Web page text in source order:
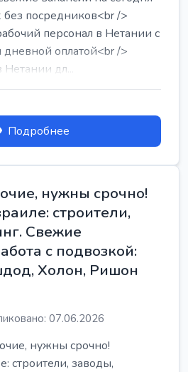
посредников<br />
персонал в Нетании с
оплатой<br />
дл...
Подробнее
нужны срочно!
строители,
Свежие
с подвозкой:
Холон, Ришон
07.06.2026
нужны срочно!
строители, заводы,